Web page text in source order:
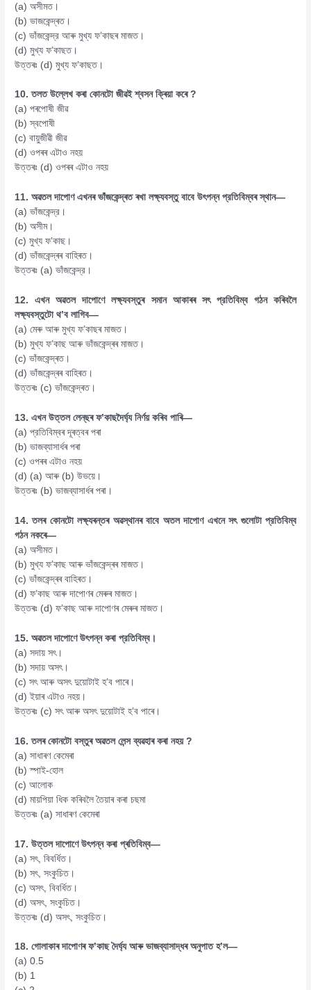
(a) অসীমত।
(b) ভাজকেন্দ্ৰত।
(c) ভাঁজকেন্দ্র আৰু মুখ্য ফ’কাছৰ মাজত।
(d) মুখ্য ফ’কাছত।
উত্তৰঃ (d) মুখ্য ফ’কাছত।
10. তলত উল্লেখ কৰা কোনটো জীৱই শ্বসন ক্ৰিয়া কৰে ?
(a) পৰপোষী জীৱ
(b) স্বপােষী
(c) বায়ুজীৱী জীৱ
(d) ওপৰৰ এটাও নহয়
উত্তৰঃ (d) ওপৰৰ এটাও নহয়
11. অৱতল দাপোণ এখনৰ ভাঁজকেন্দ্ৰত ৰখা লক্ষ্যবস্তু বাবে উৎপন্ন প্রতিবিম্বৰ স্থান—
(a) ভাঁজকেন্দ্র।
(b) অসীম।
(c) মুখ্য ফ’কাছ।
(d) ভাঁজকেন্দ্ৰৰ বাহিৰত।
উত্তৰঃ (a) ভাঁজকেন্দ্র।
12. এখন অৱতল দাপোণে লক্ষ্যবস্তুৰ সমান আকাৰৰ সৎ প্রতিবিম্ব গঠন কৰিবলৈ
লক্ষ্যবস্তুটো থ’ব লাগিব—
(a) মেৰু আৰু মুখ্য ফ’কাছৰ মাজত।
(b) মুখ্য ফ’কাছ আৰু ভাঁজকেন্দ্ৰৰ মাজত।
(c) ভাঁজকেন্দ্ৰত।
(d) ভাঁজকেন্দ্ৰৰ বাহিৰত।
উত্তৰঃ (c) ভাঁজকেন্দ্ৰত।
13. এখন উত্তল লেন্‌ছৰ ফ’কাছদৈর্ঘ্য নির্ণয় কৰিব পাৰি—
(a) প্রতিবিম্বৰ দূৰত্বৰ পৰা
(b) ভাজব্যাসাৰ্ধৰ পৰা
(c) ওপৰৰ এটাও নহয়
(d) (a) আৰু (b) উভয়ে।
উত্তৰঃ (b) ভাজব্যাসাৰ্ধৰ পৰা।
14. তলৰ কোনটো লক্ষ্যৰন্তৰ অৱস্থানৰ বাবে অতল দাপোণ এখনে সৎ গুলোটা প্রতিবিম্ব
গঠন নকৰে—
(a) অসীমত।
(b) মুখ্য ফ’কাছ আৰু ভাঁজকেন্দ্ৰৰ মাজত।
(c) ভাঁজকেন্দ্ৰৰ বাহিৰত।
(d) ফ’কাছ আৰু দাপোণৰ মেৰুৰ মাজত।
উত্তৰঃ (d) ফ’কাছ আৰু দাপোণৰ মেৰুৰ মাজত।
15. অৱতল দাপোণে উৎপন্ন কৰা প্রতিবিম্ব।
(a) সদায় সৎ।
(b) সদায় অসৎ।
(c) সৎ আৰু অসৎ দুয়োটাই হ’ব পাৰে।
(d) ইয়াৰ এটাও নহয়।
উত্তৰঃ (c) সৎ আৰু অসৎ দুয়োটাই হ’ব পাৰে।
16. তলৰ কোনটো বস্তুৰ অৱতল লেন্স ব্যৱহাৰ কৰা নহয় ?
(a) সাধাৰণ কেমেৰা
(b) স্পাই-হোল
(c) আলোক
(d) মায়পিয়া ধিক কৰিবলৈ তৈয়াৰ কৰা চছমা
উত্তৰঃ (a) সাধাৰণ কেমেৰা
17. উত্তল দাপোণে উৎপন্ন কৰা প্ৰতিবিম্ব—
(a) সৎ, বিবর্ধিত।
(b) সৎ, সংকুচিত।
(c) অসৎ, বিবর্ধিত।
(d) অসৎ, সংকুচিত।
উত্তৰঃ (d) অসৎ, সংকুচিত।
18. গোলাকাৰ দাপোণৰ ফ’কাছ দৈৰ্ঘ্য আৰু ভাজব্যাসাদ্ধৰ অনুপাত হ’ল—
(a) 0.5
(b) 1